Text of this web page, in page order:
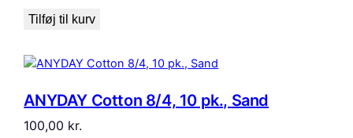
Tilføj til kurv
ANYDAY Cotton 8/4, 10 pk., Sand
100,00 kr.